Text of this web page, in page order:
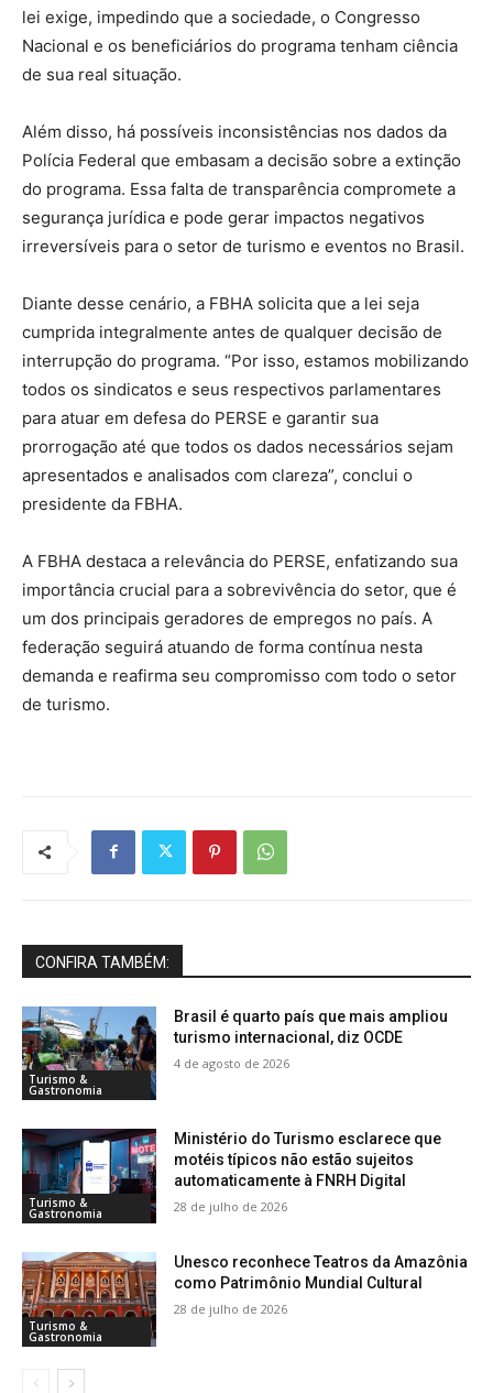
lei exige, impedindo que a sociedade, o Congresso
Nacional e os beneficiários do programa tenham ciência
de sua real situação.
Além disso, há possíveis inconsistências nos dados da
Polícia Federal que embasam a decisão sobre a extinção
do programa. Essa falta de transparência compromete a
segurança jurídica e pode gerar impactos negativos
irreversíveis para o setor de turismo e eventos no Brasil.
Diante desse cenário, a FBHA solicita que a lei seja
cumprida integralmente antes de qualquer decisão de
interrupção do programa. “Por isso, estamos mobilizando
todos os sindicatos e seus respectivos parlamentares
para atuar em defesa do PERSE e garantir sua
prorrogação até que todos os dados necessários sejam
apresentados e analisados com clareza”, conclui o
presidente da FBHA.
A FBHA destaca a relevância do PERSE, enfatizando sua
importância crucial para a sobrevivência do setor, que é
um dos principais geradores de empregos no país. A
federação seguirá atuando de forma contínua nesta
demanda e reafirma seu compromisso com todo o setor
de turismo.
CONFIRA TAMBÉM:
Turismo &
Gastronomia
Brasil é quarto país que mais ampliou
turismo internacional, diz OCDE
4 de agosto de 2026
Turismo &
Gastronomia
Ministério do Turismo esclarece que
motéis típicos não estão sujeitos
automaticamente à FNRH Digital
28 de julho de 2026
Turismo &
Gastronomia
Unesco reconhece Teatros da Amazônia
como Patrimônio Mundial Cultural
28 de julho de 2026